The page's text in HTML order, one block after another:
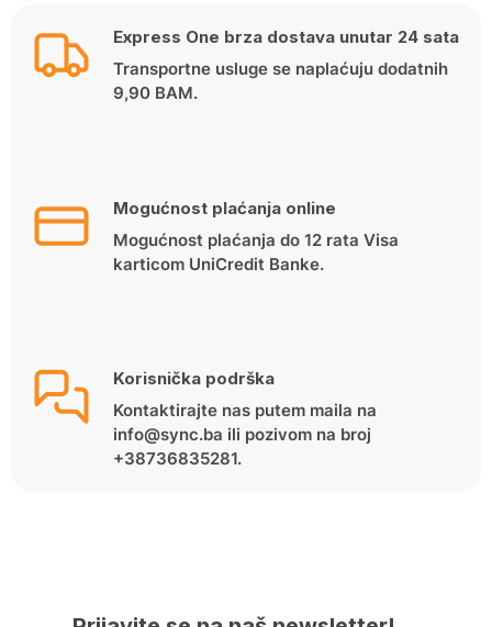
Express One brza dostava unutar 24 sata
Transportne usluge se naplaćuju dodatnih
9,90 BAM.
Mogućnost plaćanja online
Mogućnost plaćanja do 12 rata Visa
karticom UniCredit Banke.
Korisnička podrška
Kontaktirajte nas putem maila na
info@sync.ba ili pozivom na broj
+38736835281.